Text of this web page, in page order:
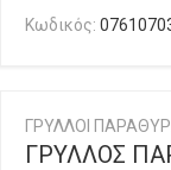
Κωδικός:
ΓΡΥΛΛΟΙ
ΓΡΥΛΛΟΣ